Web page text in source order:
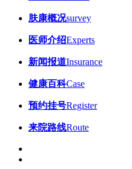
肤康概况survey
医师介绍Experts
新闻报道Insurance
健康百科Case
预约挂号Register
来院路线Route